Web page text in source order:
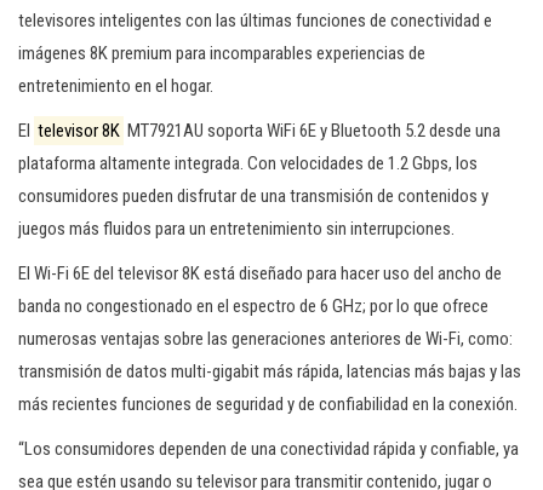
televisores inteligentes con las últimas funciones de conectividad e
imágenes 8K premium para incomparables experiencias de
entretenimiento en el hogar.
El televisor 8K MT7921AU soporta WiFi 6E y Bluetooth 5.2 desde una
plataforma altamente integrada. Con velocidades de 1.2 Gbps, los
consumidores pueden disfrutar de una transmisión de contenidos y
juegos más fluidos para un entretenimiento sin interrupciones.
El Wi-Fi 6E del televisor 8K está diseñado para hacer uso del ancho de
banda no congestionado en el espectro de 6 GHz; por lo que ofrece
numerosas ventajas sobre las generaciones anteriores de Wi-Fi, como:
transmisión de datos multi-gigabit más rápida, latencias más bajas y las
más recientes funciones de seguridad y de confiabilidad en la conexión.
“Los consumidores dependen de una conectividad rápida y confiable, ya
sea que estén usando su televisor para transmitir contenido, jugar o